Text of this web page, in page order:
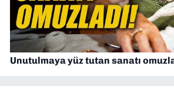
Unutulmaya yüz tutan sanatı